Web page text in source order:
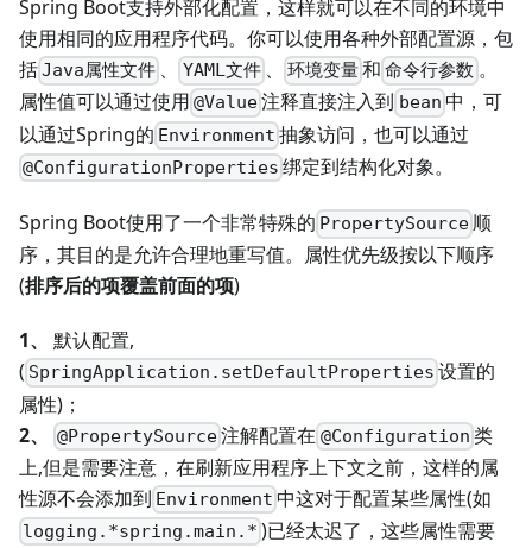
Spring Boot支持外部化配置，这样就可以在不同的环境中
使用相同的应用程序代码。你可以使用各种外部配置源，包
括Java属性文件 、 YAML文件、 环境变量和命令行参数 。
属性值可以通过使用 @Value注释直接注入到 bean 中，可
以通过Spring的 Environment 抽象访问，也可以通过
@ConfigurationProperties 绑定到结构化对象。
Spring Boot使用了一个非常特殊的 PropertySource 顺
序，其目的是允许合理地重写值。属性优先级按以下顺序
(排序后的项覆盖前面的项)
1、
默认配置,
( SpringApplication.setDefaultProperties 设置的
属性)；
2、
@PropertySource注解配置在 @Configuration 类
上,但是需要注意，在刷新应用程序上下文之前，这样的属
性源不会添加到 Environment 中这对于配置某些属性(如
logging.*spring.main.* )已经太迟了，这些属性需要